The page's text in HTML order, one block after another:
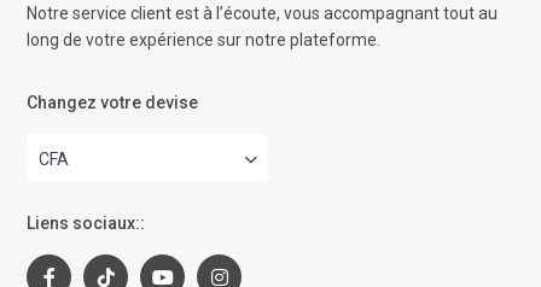
Notre service client est à l’écoute, vous accompagnant tout au
long de votre expérience sur notre plateforme.
Changez votre devise
CFA
Liens sociaux::